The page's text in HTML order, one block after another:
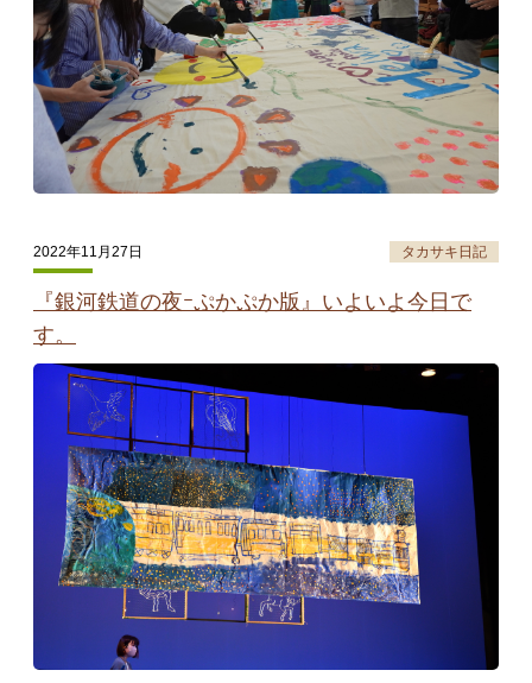
2022年11月27日 タカサキ日記
『銀河鉄道の夜ｰぷかぷか版』いよいよ今日で
す。